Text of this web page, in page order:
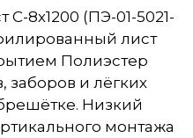
8х1200 (ПЭ-01-5021-
лист
Полиэстер
заборов и лёгких
Низкий
монтажа